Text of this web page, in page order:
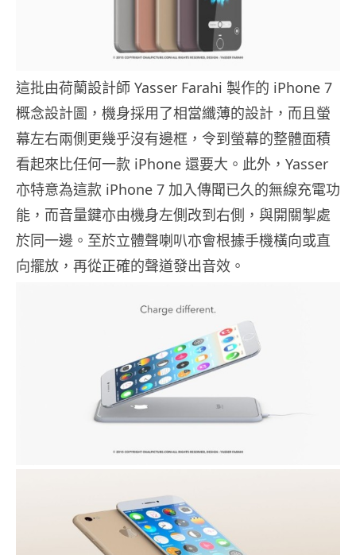
這批由荷蘭設計師 Yasser Farahi 製作的 iPhone 7
概念設計圖，機身採用了相當纖薄的設計，而且螢
幕左右兩側更幾乎沒有邊框，令到螢幕的整體面積
看起來比任何一款 iPhone 還要大。此外，Yasser
亦特意為這款 iPhone 7 加入傳聞已久的無線充電功
能，而音量鍵亦由機身左側改到右側，與開關掣處
於同一邊。至於立體聲喇叭亦會根據手機橫向或直
向擺放，再從正確的聲道發出音效。